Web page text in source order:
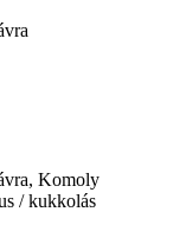
Komoly
/ kukkolás